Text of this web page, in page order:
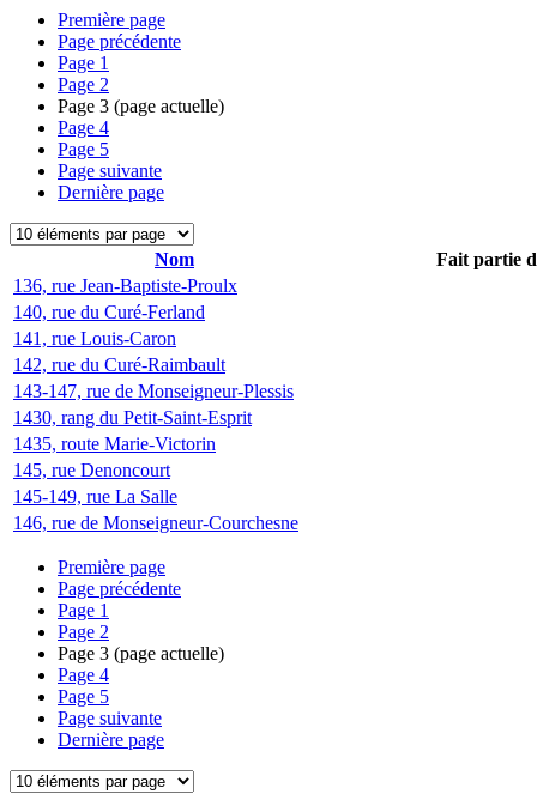
Première page
Page précédente
Page 1
Page 2
Page 3 (page actuelle)
Page 4
Page 5
Page suivante
Dernière page
Nom
Fait partie
136, rue Jean-Baptiste-Proulx
140, rue du Curé-Ferland
141, rue Louis-Caron
142, rue du Curé-Raimbault
143-147, rue de Monseigneur-Plessis
1430, rang du Petit-Saint-Esprit
1435, route Marie-Victorin
145, rue Denoncourt
145-149, rue La Salle
146, rue de Monseigneur-Courchesne
Première page
Page précédente
Page 1
Page 2
Page 3 (page actuelle)
Page 4
Page 5
Page suivante
Dernière page